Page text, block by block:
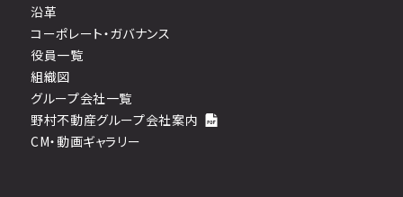
沿革
コーポレート・ガバナンス
役員一覧
組織図
グループ会社一覧
野村不動産グループ会社案内
CM・動画ギャラリー